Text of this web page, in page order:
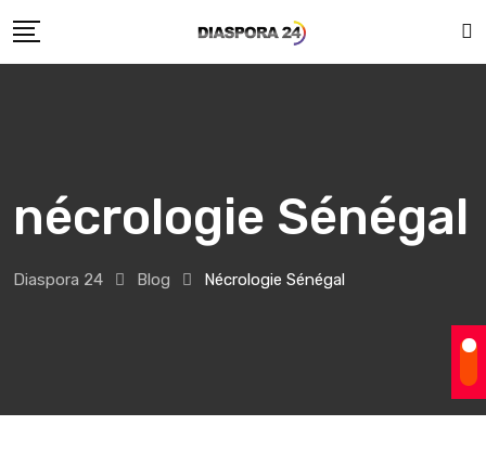
to
nécrologie Sénégal
Diaspora 24 Blog Nécrologie Sénégal